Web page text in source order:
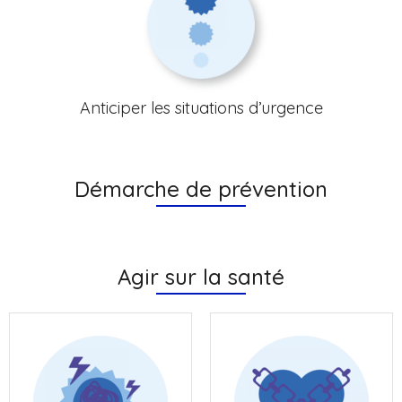
Anticiper les situations d’urgence
Démarche de prévention
Agir sur la santé